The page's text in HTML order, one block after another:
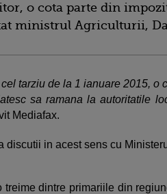
o cota parte din
ministrul Agriculturii,
tarziu de la 1 ianuare 2015, o
sa ramana la autoritatile
Mediafax.
discutii in acest sens cu
treime dintre primariile din